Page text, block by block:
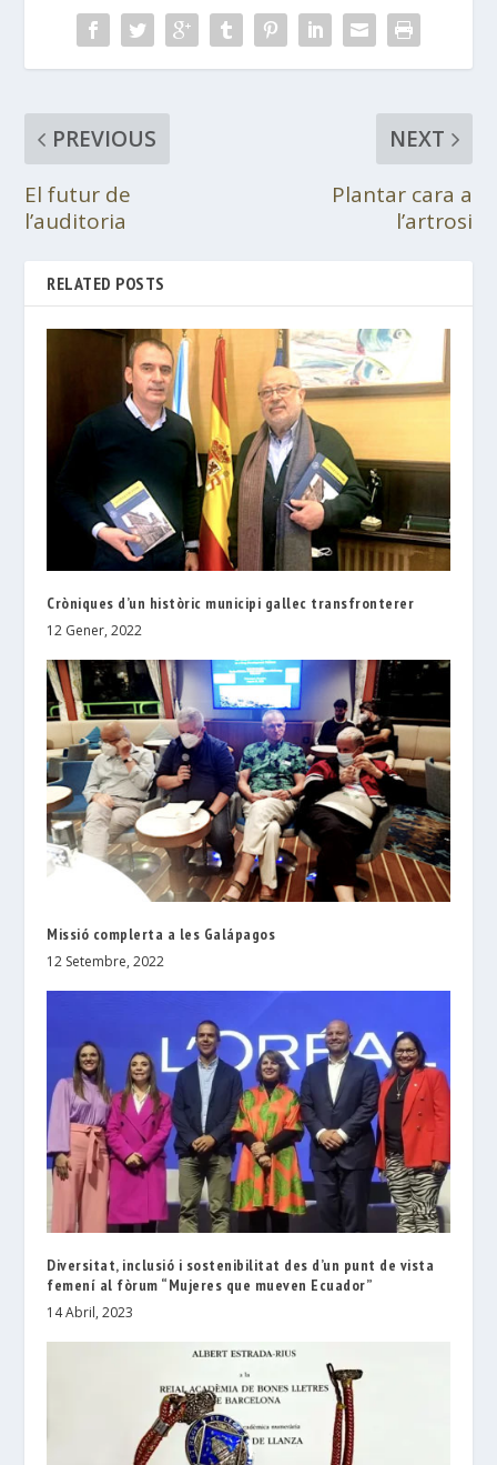
PREVIOUS
El futur de
l’auditoria
NEXT
Plantar cara a
l’artrosi
RELATED POSTS
Cròniques d’un històric municipi gallec transfronterer
12 Gener, 2022
Missió complerta a les Galápagos
12 Setembre, 2022
Diversitat, inclusió i sostenibilitat des d’un punt de vista
femení al fòrum “Mujeres que mueven Ecuador”
14 Abril, 2023